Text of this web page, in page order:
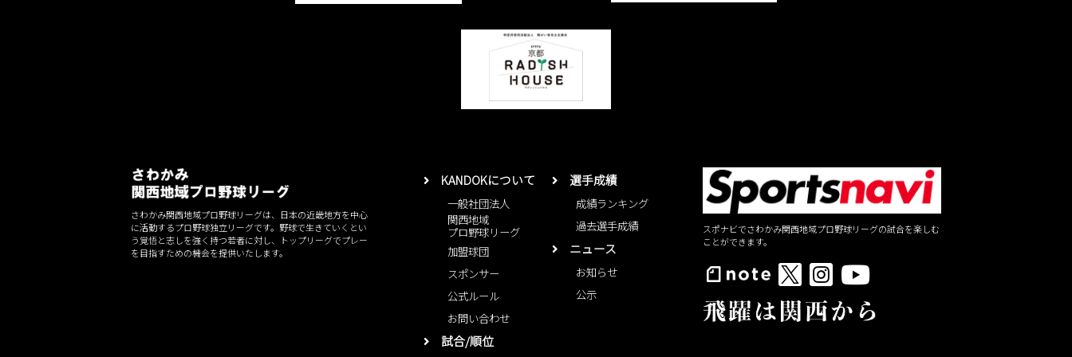
さわかみ関西地域プロ野球リーグは、日本の近畿地方を中心
に活動するプロ野球独立リーグです。野球で生きていくとい
う覚悟と志しを強く持つ若者に対し、トップリーグでプレー
を目指すための機会を提供いたします。
KANDOKについて
一般社団法人
関西地域
プロ野球リーグ
加盟球団
スポンサー
公式ルール
お問い合わせ
試合/順位
選手成績
成績ランキング
過去選手成績
ニュース
お知らせ
公示
スポナビでさわかみ関西地域プロ野球リーグの試合を楽しむ
ことができます。